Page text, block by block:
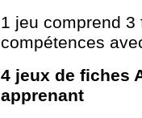
1 jeu comprend 3
compétences
4 jeux de fiches
apprenant